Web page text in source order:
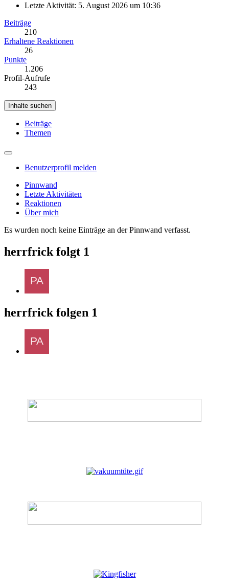
Letzte Aktivität: 5. August 2026 um 10:36
Beiträge
210
Erhaltene Reaktionen
26
Punkte
1.206
Profil-Aufrufe
243
Inhalte suchen
Beiträge
Themen
Benutzerprofil melden
Pinnwand
Letzte Aktivitäten
Reaktionen
Über mich
Es wurden noch keine Einträge an der Pinnwand verfasst.
herrfrick folgt 1
herrfrick folgen 1